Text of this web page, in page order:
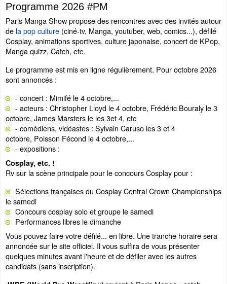
Programme 2026 #PM
Paris Manga Show propose des rencontres avec des invités autour
de la pop culture (ciné-tv, Manga, youtuber, web, comics...), défilé
Cosplay, animations sportives, culture japonaise, concert de KPop,
Manga quizz, Catch, etc.
Le programme est mis en ligne régulièrement. Pour octobre 2026
sont annoncés :
- concert : Mimifé le 4 octobre,...
- acteurs : Christopher Lloyd le 4 octobre, Frédéric Bouraly le 3
octobre, James Marsters le les 3et 4, etc
- comédiens, vidéastes : Sylvain Caruso les 3 et 4
octobre, Poisson Fécond le 4 octobre,...
- expositions :
Cosplay, etc. !
Rv sur la scène principale pour le concours Cosplay pour :
Sélections françaises du Cosplay Central Crown Championships
le samedi
Concours cosplay solo et groupe le samedi
Performances libres le dimanche
Vous pouvez faire votre défilé... en libre. Une tranche horaire sera
annoncée sur le site officiel. Il vous suffira de vous présenter
quelques minutes avant l'heure et de défiler avec les autres
candidats (sans inscription).